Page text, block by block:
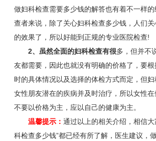
做妇科检查需要多少钱的解答也有着不一样
查者来说，除了关心妇科检查多少钱，人们
的效果了，所以好能到正规的专业医院检查!
2、虽然全面的妇科检查有很多，但并不
友都需要，因此也就没有明确的价格了，要
时的具体情况以及选择的体检方式而定，但
女性朋友潜在的疾病并及时治疗，所以女性
不要以价格为主，应以自己的健康为主。
温馨提示： 通过以上的相关介绍，相信大
科检查多少钱”都已经有所了解，医生建议，